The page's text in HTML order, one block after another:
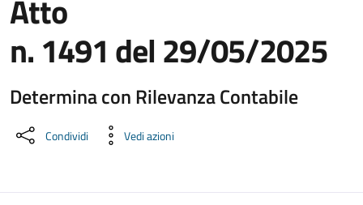
Atto
n. 1491 del 29/05/2025
Determina con Rilevanza Contabile
Dettaglio del documento
Condividi Vedi azioni